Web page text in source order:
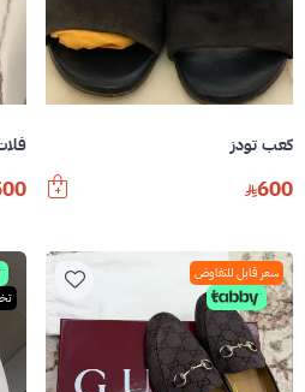
كعب تودز
600
سعر قابل للتفاوض